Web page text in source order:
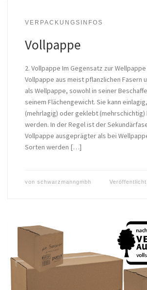
VERPACKUNGSINFOS
Vollpappe
2. Vollpappe Im Gegensatz zur
Vollpappe aus meist pflanzlichen Fasern
als Wellpappe, sowohl in seiner
seinem Flächengewicht. Sie kann
(mehrlagig) oder geklebt
werden. In der Regel ist der
Vollpappe ausgeprägter als bei
Sorten werden […]
von schwarzmanngmbh Veröffentlicht